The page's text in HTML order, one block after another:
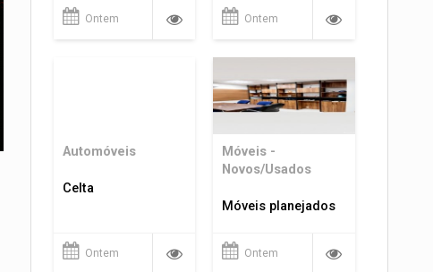
Ontem Ontem
Automóveis
Celta
Ontem
Móveis -
Novos/Usados
Móveis planejados
Ontem